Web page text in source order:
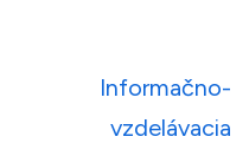
Informačno-
vzdelávacia